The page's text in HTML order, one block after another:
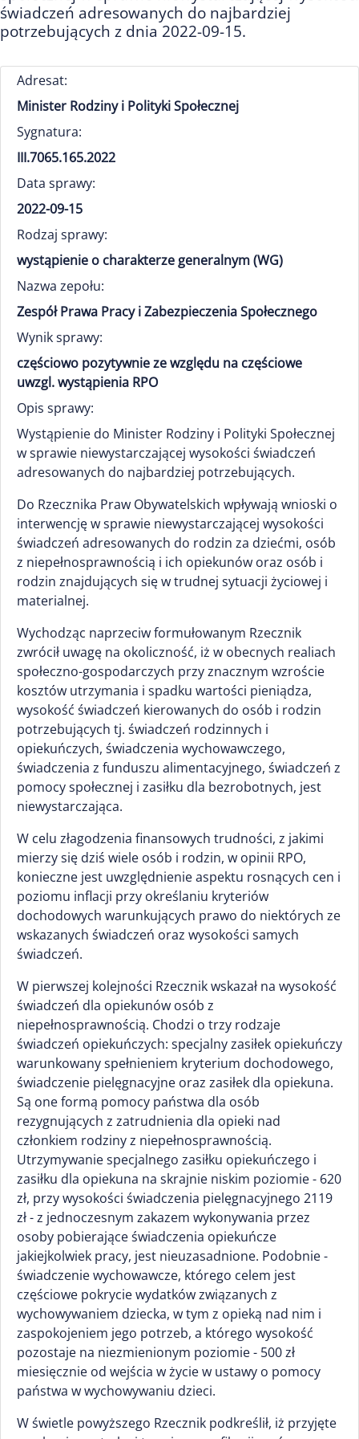
świadczeń adresowanych do najbardziej
potrzebujących z dnia 2022-09-15.
Adresat:
Minister Rodziny i Polityki Społecznej
Sygnatura:
III.7065.165.2022
Data sprawy:
2022-09-15
Rodzaj sprawy:
wystąpienie o charakterze generalnym (WG)
Nazwa zepołu:
Zespół Prawa Pracy i Zabezpieczenia Społecznego
Wynik sprawy:
częściowo pozytywnie ze względu na częściowe
uwzgl. wystąpienia RPO
Opis sprawy:
Wystąpienie do Minister Rodziny i Polityki Społecznej
w sprawie niewystarczającej wysokości świadczeń
adresowanych do najbardziej potrzebujących.
Do Rzecznika Praw Obywatelskich wpływają wnioski o
interwencję w sprawie niewystarczającej wysokości
świadczeń adresowanych do rodzin za dziećmi, osób
z niepełnosprawnością i ich opiekunów oraz osób i
rodzin znajdujących się w trudnej sytuacji życiowej i
materialnej.
Wychodząc naprzeciw formułowanym Rzecznik
zwrócił uwagę na okoliczność, iż w obecnych realiach
społeczno-gospodarczych przy znacznym wzroście
kosztów utrzymania i spadku wartości pieniądza,
wysokość świadczeń kierowanych do osób i rodzin
potrzebujących tj. świadczeń rodzinnych i
opiekuńczych, świadczenia wychowawczego,
świadczenia z funduszu alimentacyjnego, świadczeń z
pomocy społecznej i zasiłku dla bezrobotnych, jest
niewystarczająca.
W celu złagodzenia finansowych trudności, z jakimi
mierzy się dziś wiele osób i rodzin, w opinii RPO,
konieczne jest uwzględnienie aspektu rosnących cen i
poziomu inflacji przy określaniu kryteriów
dochodowych warunkujących prawo do niektórych ze
wskazanych świadczeń oraz wysokości samych
świadczeń.
W pierwszej kolejności Rzecznik wskazał na wysokość
świadczeń dla opiekunów osób z
niepełnosprawnością. Chodzi o trzy rodzaje
świadczeń opiekuńczych: specjalny zasiłek opiekuńczy
warunkowany spełnieniem kryterium dochodowego,
świadczenie pielęgnacyjne oraz zasiłek dla opiekuna.
Są one formą pomocy państwa dla osób
rezygnujących z zatrudnienia dla opieki nad
członkiem rodziny z niepełnosprawnością.
Utrzymywanie specjalnego zasiłku opiekuńczego i
zasiłku dla opiekuna na skrajnie niskim poziomie - 620
zł, przy wysokości świadczenia pielęgnacyjnego 2119
zł - z jednoczesnym zakazem wykonywania przez
osoby pobierające świadczenia opiekuńcze
jakiejkolwiek pracy, jest nieuzasadnione. Podobnie -
świadczenie wychowawcze, którego celem jest
częściowe pokrycie wydatków związanych z
wychowywaniem dziecka, w tym z opieką nad nim i
zaspokojeniem jego potrzeb, a którego wysokość
pozostaje na niezmienionym poziomie - 500 zł
miesięcznie od wejścia w życie w ustawy o pomocy
państwa w wychowywaniu dzieci.
W świetle powyższego Rzecznik podkreślił, iż przyjęte